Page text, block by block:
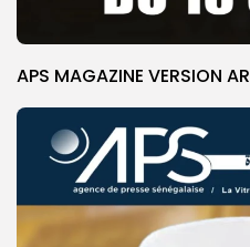
APS MAGAZINE VERSION AR